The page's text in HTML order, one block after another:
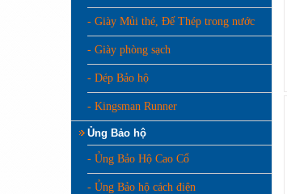
- Giày Mủi thé, Đế Thép trong nước
- Giày phòng sạch
- Dép Bảo hộ
- Kingsman Runner
Ủng Bảo hộ
- Ủng Bảo Hộ Cao Cổ
- Ủng Bảo hộ cách điện